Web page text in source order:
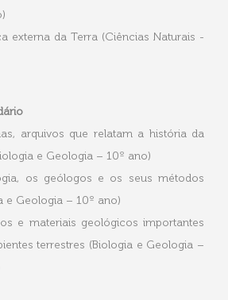
externa da Terra (Ciências Naturais -
arquivos que relatam a história da
e Geologia – 10º ano)
os geólogos e os seus métodos
e Geologia – 10º ano)
e materiais geológicos importantes
terrestres (Biologia e Geologia –